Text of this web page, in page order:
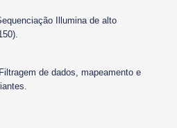
Illumina de alto
de dados, mapeamento e